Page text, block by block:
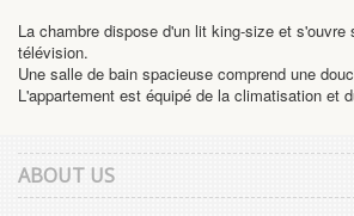
La chambre dispose d'un lit king-size et
télévision.
Une salle de bain spacieuse comprend une
L'appartement est équipé de la climatisation et
ABOUT US